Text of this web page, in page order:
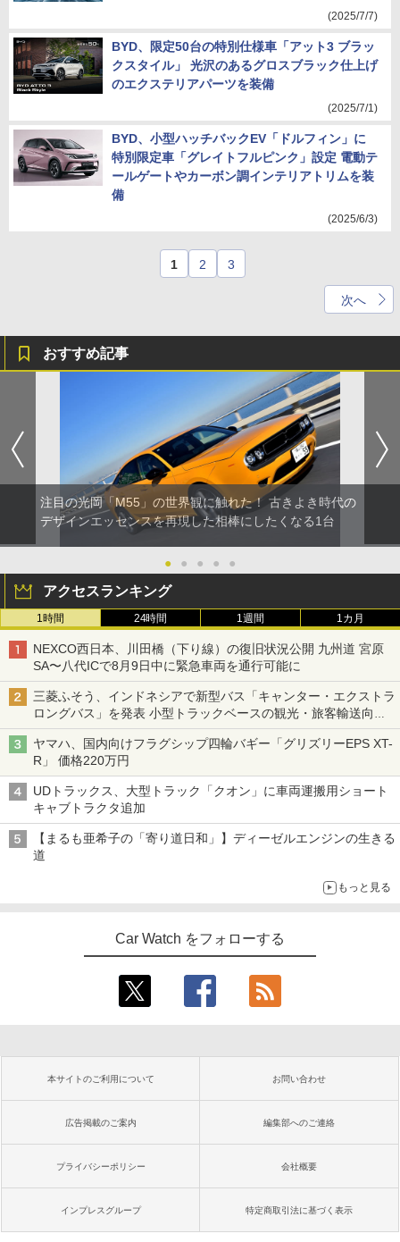
(2025/7/7)
BYD、限定50台の特別仕様車「アット3 ブラッ
クスタイル」 光沢のあるグロスブラック仕上げ
のエクステリアパーツを装備
(2025/7/1)
BYD、小型ハッチバックEV「ドルフィン」に
特別限定車「グレイトフルピンク」設定 電動テ
ールゲートやカーボン調インテリアトリムを装
備
(2025/6/3)
1 2 3
次へ
おすすめ記事
注目の光岡「M55」の世界観に触れた！ 古きよき時代の
デザインエッセンスを再現した相棒にしたくなる1台
● ● ● ● ●
アクセスランキング
1時間 24時間 1週間 1カ月
NEXCO西日本、川田橋（下り線）の復旧状況公開 九州道 宮原
SA〜八代ICで8月9日中に緊急車両を通行可能に
三菱ふそう、インドネシアで新型バス「キャンター・エクストラ
ロングバス」を発表 小型トラックベースの観光・旅客輸送向け
バス
ヤマハ、国内向けフラグシップ四輪バギー「グリズリーEPS XT-
R」 価格220万円
UDトラックス、大型トラック「クオン」に車両運搬用ショート
キャブトラクタ追加
【まるも亜希子の「寄り道日和」】ディーゼルエンジンの生きる
道
もっと見る
Car Watch をフォローする
本サイトのご利用について お問い合わせ
広告掲載のご案内 編集部へのご連絡
プライバシーポリシー 会社概要
インプレスグループ 特定商取引法に基づく表示